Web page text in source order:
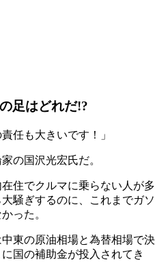
足はどれだ!?
任も大きいです！」
の国沢光宏氏だ。
住でクルマに乗らない人が多
騒ぎするのに、これまでガソ
った。
東の原油相場と為替相場で決
国の補助金が投入されてき